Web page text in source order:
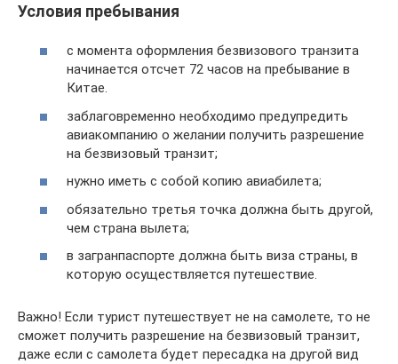
Условия пребывания
с момента оформления безвизового транзита
начинается отсчет 72 часов на пребывание в
Китае.
заблаговременно необходимо предупредить
авиакомпанию о желании получить разрешение
на безвизовый транзит;
нужно иметь с собой копию авиабилета;
обязательно третья точка должна быть другой,
чем страна вылета;
в загранпаспорте должна быть виза страны, в
которую осуществляется путешествие.
Важно! Если турист путешествует не на самолете, то не
сможет получить разрешение на безвизовый транзит,
даже если с самолета будет пересадка на другой вид